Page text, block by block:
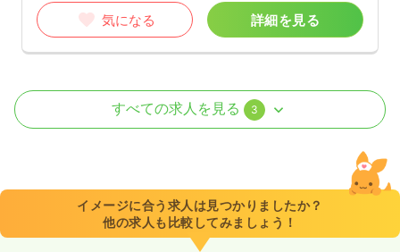
気になる 詳細を見る
外来
8:30～17:30
時給1,500円以上可
すべての求人を見る 3
イメージに合う求人は見つかりましたか？
他の求人も比較してみましょう！